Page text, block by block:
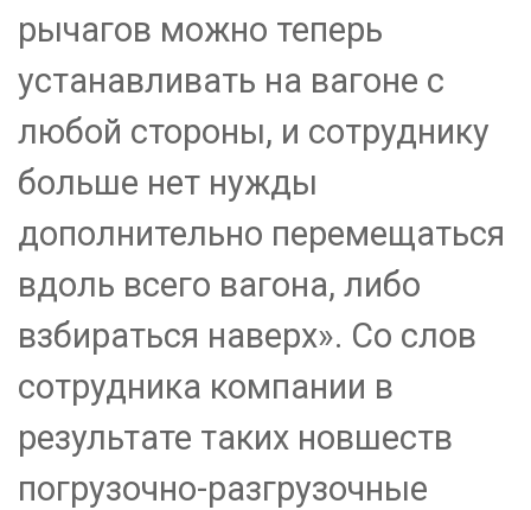
рычагов можно теперь
устанавливать на вагоне с
любой стороны, и сотруднику
больше нет нужды
дополнительно перемещаться
вдоль всего вагона, либо
взбираться наверх». Со слов
сотрудника компании в
результате таких новшеств
погрузочно-разгрузочные